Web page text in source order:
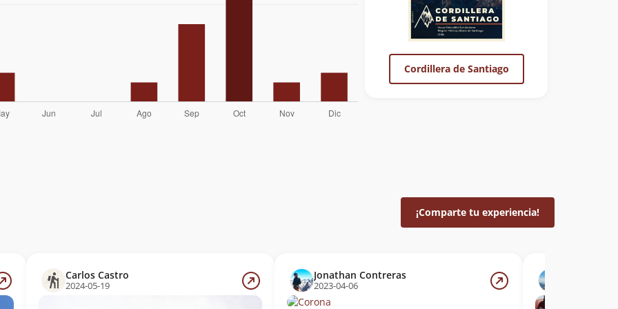
Cordillera de Santiago
¡Comparte tu experiencia!
Carlos Castro
2024-05-19
Jonathan Contreras
2023-04-06